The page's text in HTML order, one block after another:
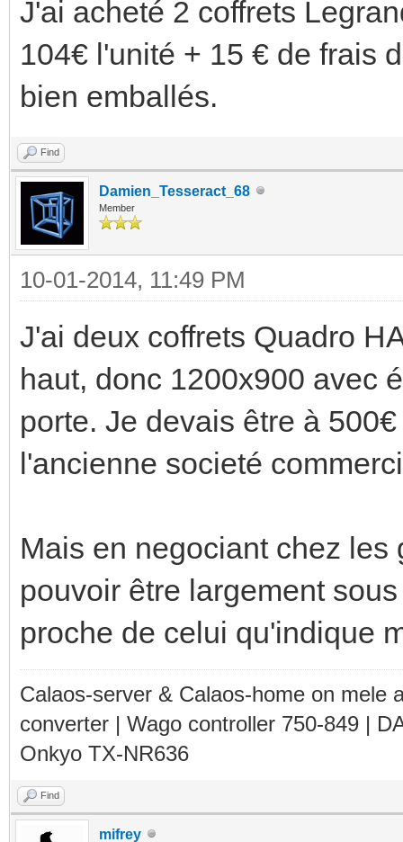
J'ai acheté 2 coffrets
104€ l'unité + 15 € de frais
bien emballés.
Find
Damien_Tesseract_68
Member
10-01-2014, 11:49 PM
J'ai deux coffrets Quadro
haut, donc 1200x900 avec
porte. Je devais être à
l'ancienne societé
Mais en negociant chez
pouvoir être largement
proche de celui qu'indique
Calaos-server & Calaos-home on mele
converter | Wago controller 750-849 |
Onkyo TX-NR636
Find
mifrey